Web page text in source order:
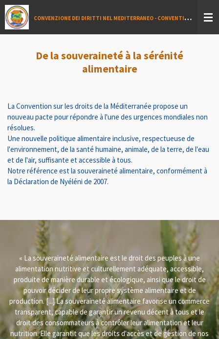
Vai
al
contenuto
C
ONVENZIONE DEI DIRITTI NEL MEDITERRANEO - CONVENTION DES DROITS EN MÉDITERRANEÉ - MEDITERRANEAN CONVENTION ON HUMAN RIGHTS - اتفاقية حقوق الإنسان في البحر الأبيض المتوسط
De la souveraineté à la sérénité
alimentaire
La Convention sur les droits de la Méditerranée propose un
nouveau pacte pour répondre à l'une des urgences mondiales non
résolues.
Une nouvelle politique alimentaire inclusive, respectueuse de
l'environnement, de la santé humaine, animale, de la terre, de l'eau
et de l'air, suffisante et accessible à tous.
Notre référence est la souveraineté alimentaire, conformément à
la Déclaration de Nyéléni de 2007.
« La souveraineté alimentaire est le droit des peuples à une
alimentation nutritive et culturellement adéquate, accessible,
produite de manière durable et écologique, ainsi que le droit de
pouvoir décider de leur propre système alimentaire et de
production. [...] La souveraineté alimentaire favorise un commerce
transparent, capable de garantir un revenu décent à tous et le
droit des consommateurs à contrôler leur alimentation et leur
nutrition. Elle garantit que les droits d'accès et de gestion de nos